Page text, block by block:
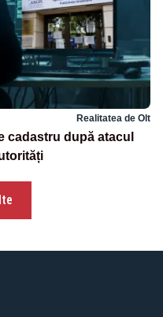
Realitatea de Olt
cadastru după atacul